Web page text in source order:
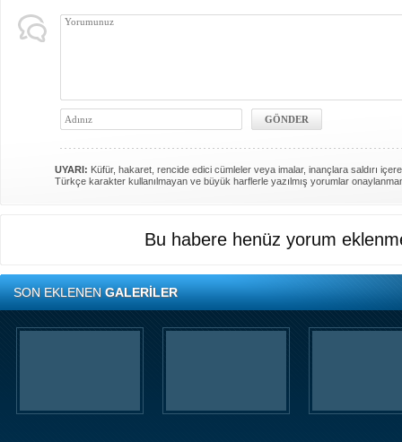
UYARI: Küfür, hakaret, rencide edici cümleler veya imalar, inançlara saldırı
Türkçe karakter kullanılmayan ve büyük harflerle yazılmış yorumlar
Bu habere henüz yorum
SON EKLENENGALERİLER